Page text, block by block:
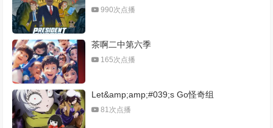
990次点播
茶啊二中第六季
165次点播
Let&amp;amp;#039;s Go怪奇组
81次点播